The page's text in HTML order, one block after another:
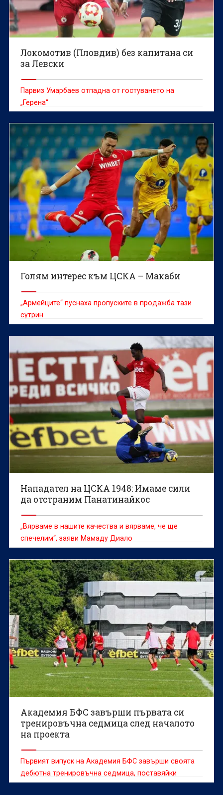
Локомотив (Пловдив) без капитана си
за Левски
Парвиз Умарбаев отпадна от гостуването на
„Герена“
Голям интерес към ЦСКА – Макаби
„Армейците“ пуснаха пропуските в продажба тази
сутрин
Нападател на ЦСКА 1948: Имаме сили
да отстраним Панатинайкос
„Вярваме в нашите качества и вярваме, че ще
спечелим“, заяви Мамаду Диало
Академия БФС завърши първата си
тренировъчна седмица след началото
на проекта
Първият випуск на Академия БФС завърши своята
дебютна тренировъчна седмица, поставяйки
основите на ежедневния процес, който ще бъде в